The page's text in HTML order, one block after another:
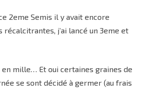
2eme Semis il y avait encore
récalcitrantes, j’ai lancé un 3eme et
en mille… Et oui certaines graines de
se sont décidé à germer (au frais